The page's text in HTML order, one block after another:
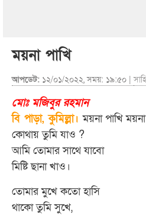
ময়না পাখি
আপডেট: ১২/০১/২০২২, সময়: ১৯:৫০ |
মোঃ মজিবুর রহমান
বি পাড়া, কুমিল্লা। ময়না পাখি
কোথায় তুমি যাও ?
আমি তোমার সাথে যাবো
মিষ্টি ছানা খাও।
তোমার মুখে কতো হাসি
থাকো তুমি সুখে,